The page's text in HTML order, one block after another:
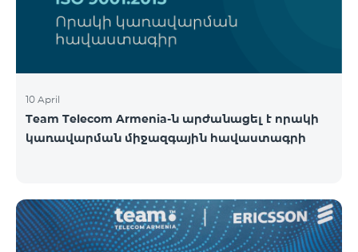
10 April
Team Telecom Armenia-ն արժանացել է որակի
կառավարման միջազգային հավաստագրի